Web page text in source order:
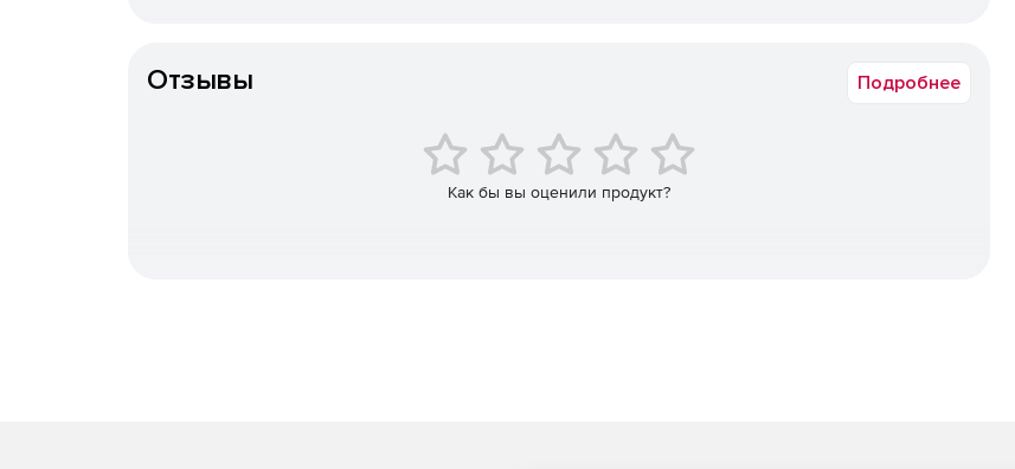
Nuke, Fusion, Scratch, Vegas Pro, Toxik/Composite, Baselight, Film Master и Mistika.
– около 220 модулей визуальных эффектов для Final Cut Pro и Motion,
Отзывы Подробнее
Как бы вы оценили продукт?